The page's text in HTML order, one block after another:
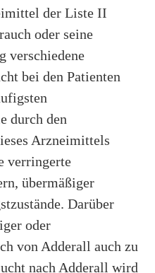
der Liste II
oder seine
verschiedene
bei den Patienten
durch den
Arzneimittels
verringerte
übermäßiger
Darüber
oder
von Adderall auch zu
nach Adderall wird